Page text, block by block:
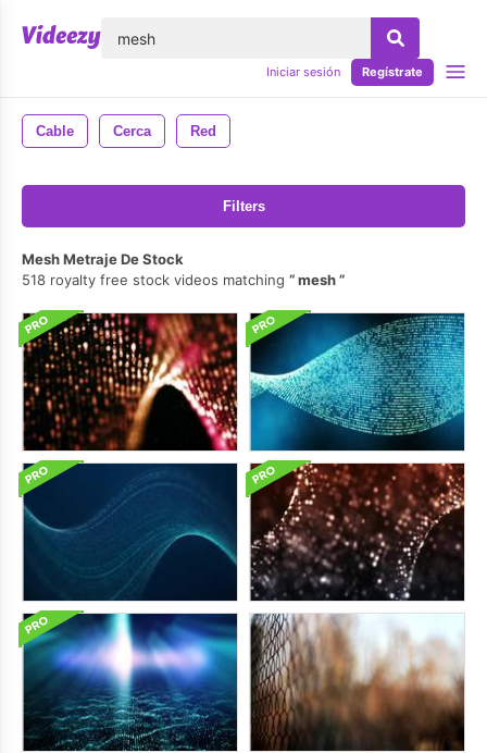
Iniciar sesión Regístrate
Cable Cerca Red
Filters
Mesh Metraje De Stock
518 royalty free stock videos matching
mesh